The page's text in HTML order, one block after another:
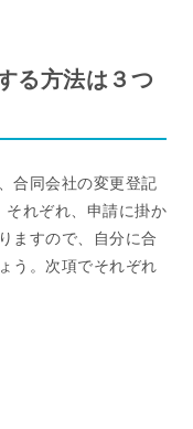
る方法は３つ
合同会社の変更登記
れぞれ、申請に掛か
ますので、自分に合
う。次項でそれぞれ